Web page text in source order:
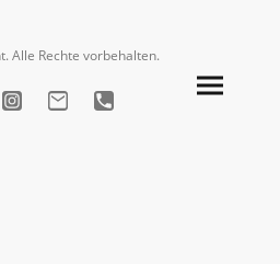
Alle Rechte vorbehalten.